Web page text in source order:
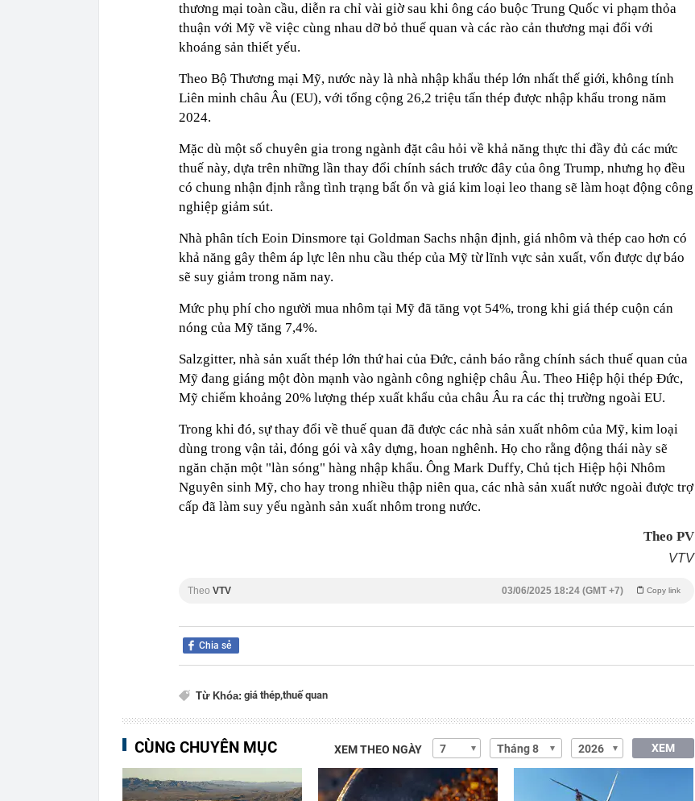
thương mại toàn cầu, diễn ra chỉ vài giờ sau khi ông cáo buộc Trung Quốc vi phạm thỏa
thuận với Mỹ về việc cùng nhau dỡ bỏ thuế quan và các rào cản thương mại đối với
khoáng sản thiết yếu.
Theo Bộ Thương mại Mỹ, nước này là nhà nhập khẩu thép lớn nhất thế giới, không tính
Liên minh châu Âu (EU), với tổng cộng 26,2 triệu tấn thép được nhập khẩu trong năm
2024.
Mặc dù một số chuyên gia trong ngành đặt câu hỏi về khả năng thực thi đầy đủ các mức
thuế này, dựa trên những lần thay đổi chính sách trước đây của ông Trump, nhưng họ đều
có chung nhận định rằng tình trạng bất ổn và giá kim loại leo thang sẽ làm hoạt động công
nghiệp giảm sút.
Nhà phân tích Eoin Dinsmore tại Goldman Sachs nhận định, giá nhôm và thép cao hơn có
khả năng gây thêm áp lực lên nhu cầu thép của Mỹ từ lĩnh vực sản xuất, vốn được dự báo
sẽ suy giảm trong năm nay.
Mức phụ phí cho người mua nhôm tại Mỹ đã tăng vọt 54%, trong khi giá thép cuộn cán
nóng của Mỹ tăng 7,4%.
Salzgitter, nhà sản xuất thép lớn thứ hai của Đức, cảnh báo rằng chính sách thuế quan của
Mỹ đang giáng một đòn mạnh vào ngành công nghiệp châu Âu. Theo Hiệp hội thép Đức,
Mỹ chiếm khoảng 20% lượng thép xuất khẩu của châu Âu ra các thị trường ngoài EU.
Trong khi đó, sự thay đổi về thuế quan đã được các nhà sản xuất nhôm của Mỹ, kim loại
dùng trong vận tải, đóng gói và xây dựng, hoan nghênh. Họ cho rằng động thái này sẽ
ngăn chặn một "làn sóng" hàng nhập khẩu. Ông Mark Duffy, Chủ tịch Hiệp hội Nhôm
Nguyên sinh Mỹ, cho hay trong nhiều thập niên qua, các nhà sản xuất nước ngoài được trợ
cấp đã làm suy yếu ngành sản xuất nhôm trong nước.
Theo PV
VTV
Theo VTV Copy link
03/06/2025 18:24 (GMT +7)
Chia sẻ
Từ Khóa: giá thép,thuế quan
CÙNG CHUYÊN MỤC XEM THEO NGÀY XEM